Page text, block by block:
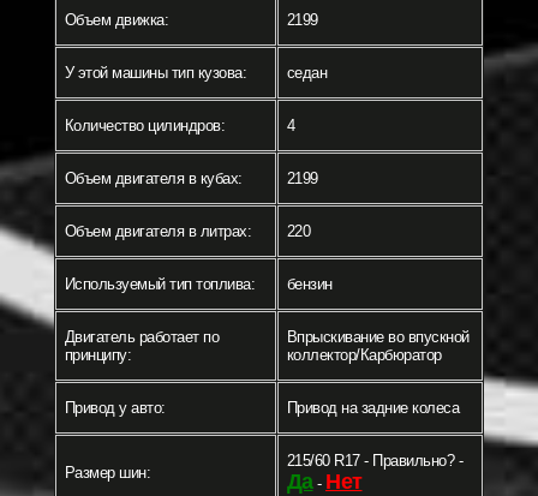
Объем движка: 2199
У этой машины тип кузова: седан
Количество цилиндров: 4
Объем двигателя в кубах: 2199
Объем двигателя в литрах: 220
Используемый тип топлива: бензин
Двигатель работает по
принципу:
Впрыскивание во впускной
коллектор/Карбюратор
Привод у авто: Привод на задние колеса
Размер шин:
215/60 R17 - Правильно? -
Да- Нет